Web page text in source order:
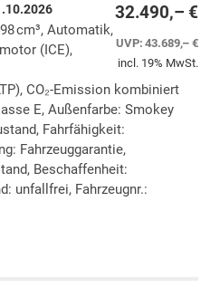
32.490,– €
UVP:43.689,– €
incl. 19% MwSt.
cm³, Automatik,
(ICE),
CO₂-Emission kombiniert
E, Außenfarbe: Smokey
Fahrfähigkeit:
Fahrzeuggarantie,
Beschaffenheit:
unfallfrei, Fahrzeugnr.:
drucken